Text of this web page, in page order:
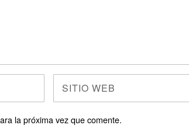
la próxima vez que comente.